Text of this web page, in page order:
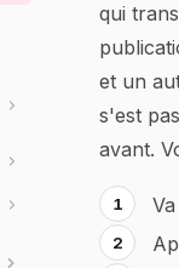
qui
et un
s'est
avant.